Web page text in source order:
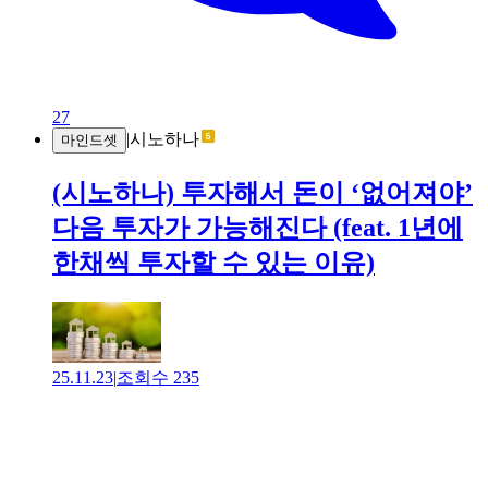
27
마인드셋 |시노하나
(시노하나) 투자해서 돈이 ‘없어져야’
다음 투자가 가능해진다 (feat. 1년에
한채씩 투자할 수 있는 이유)
25.11.23|조회수 235